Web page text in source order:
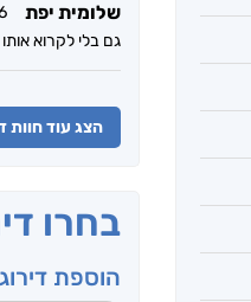
שלומית יפת
26
גם בלי לקרוא
הצג עוד חוות
בחרו
הוספת